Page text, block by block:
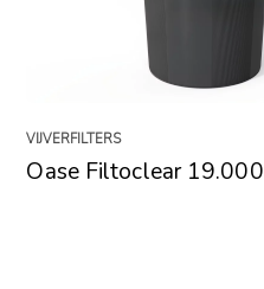
VIJVERFILTERS
Oase Filtoclear 19.000